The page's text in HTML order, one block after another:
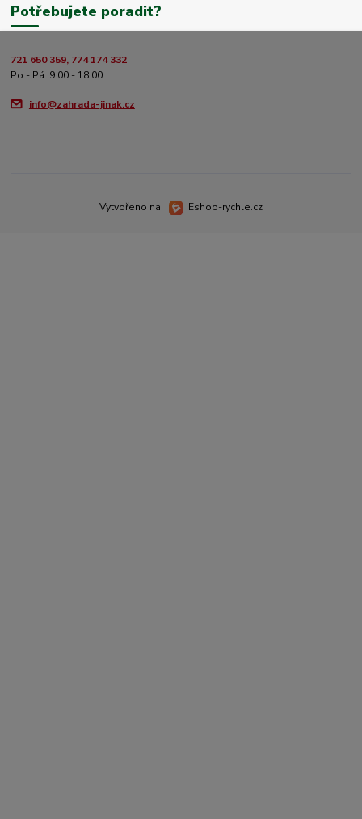
Potřebujete poradit?
721 650 359, 774 174 332
Po - Pá: 9:00 - 18:00
info@zahrada-jinak.cz
Vytvořeno na Eshop-rychle.cz